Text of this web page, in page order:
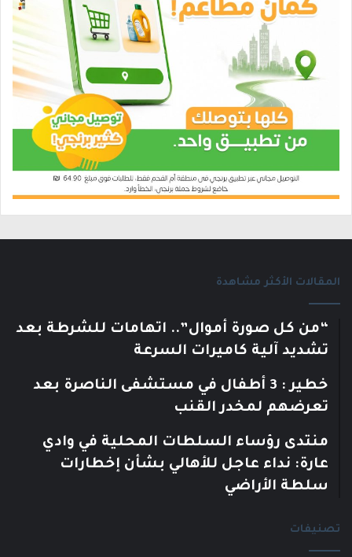
المقالات الأكثر مشاهدة
“من كل صورة أموال”.. اتهامات للشرطة بعد
تشديد آلية كاميرات السرعة
خطير : 3 أطفال في مستشفى الناصرة بعد
تعرضهم لمخدر القنب
منتدى رؤساء السلطات المحلية في وادي
عارة: نداء عاجل للأهالي بشأن إخطارات
سلطة الأراضي
تصنيفات